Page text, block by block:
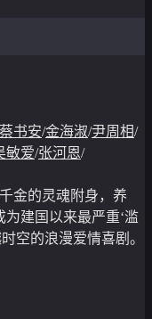
蔡书安/金海淑/尹周相/
敏爱/张河恩/
金的灵魂附身，养
为建国以来最严重‘滥
空的浪漫爱情喜剧。